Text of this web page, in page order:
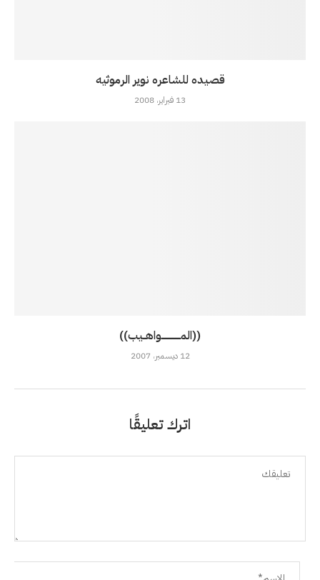
قصيده للشاعره نوير الرموثيه
13 فبراير، 2008
((المـــــــــــــواهــيب))
12 ديسمبر، 2007
اترك تعليقًا